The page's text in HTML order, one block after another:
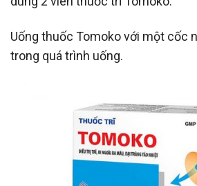
Uống thuốc Tomoko với một cốc
trong quá trình uống.